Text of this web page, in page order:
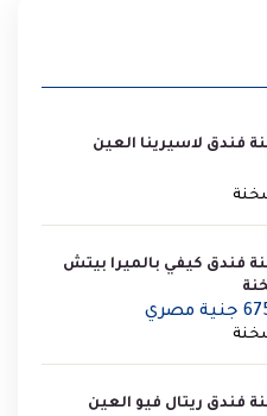
فندق لاسيرينا العين
فندق كيفي بالميرا بيتش
فندق ريتال فيو العين